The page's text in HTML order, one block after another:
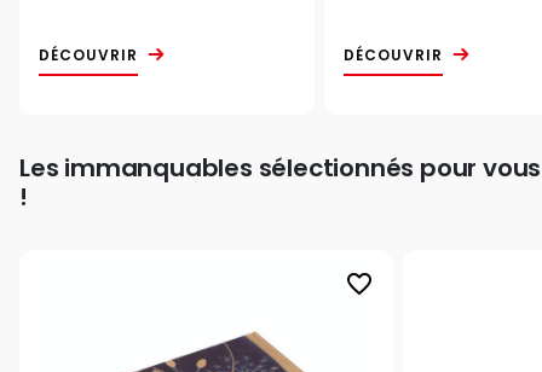
DÉCOUVRIR DÉCOUVRIR
Les immanquables sélectionnés pour vous
!
favorite_border